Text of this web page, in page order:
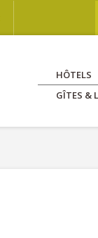
HÔTELS
GÎTES &